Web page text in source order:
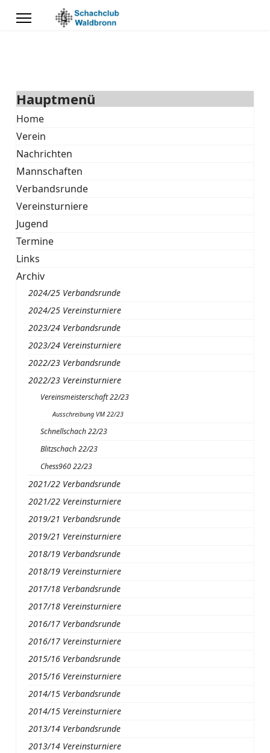
Hauptmenü
Home
Verein
Nachrichten
Mannschaften
Verbandsrunde
Vereinsturniere
Jugend
Termine
Links
Archiv
2024/25 Verbandsrunde
2024/25 Vereinsturniere
2023/24 Verbandsrunde
2023/24 Vereinsturniere
2022/23 Verbandsrunde
2022/23 Vereinsturniere
Vereinsmeisterschaft 22/23
Ausschreibung VM 22/23
Schnellschach 22/23
Blitzschach 22/23
Chess960 22/23
2021/22 Verbandsrunde
2021/22 Vereinsturniere
2019/21 Verbandsrunde
2019/21 Vereinsturniere
2018/19 Verbandsrunde
2018/19 Vereinsturniere
2017/18 Verbandsrunde
2017/18 Vereinsturniere
2016/17 Verbandsrunde
2016/17 Vereinsturniere
2015/16 Verbandsrunde
2015/16 Vereinsturniere
2014/15 Verbandsrunde
2014/15 Vereinsturniere
2013/14 Verbandsrunde
2013/14 Vereinsturniere